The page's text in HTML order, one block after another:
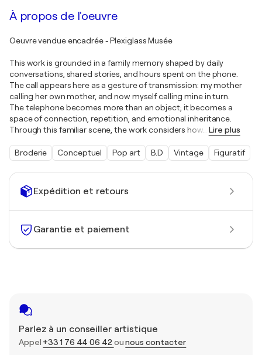
Expédition et retours
Garantie et paiement
Parlez à un conseiller artistique
Appel +33 1 76 44 06 42 ounous contacter
À propos de l'oeuvre
Oeuvre vendue encadrée - Plexiglass Musée
This work is grounded in a family memory shaped by daily
conversations, shared stories, and hours spent on the phone.
The call appears here as a gesture of transmission: my mother
calling her own mother, and now myself calling mine in turn.
The telephone becomes more than an object; it becomes a
space of connection, repetition, and emotional inheritance.
Through this familiar scene, the work considers how… Lire plus
Broderie Conceptuel Pop art B.D Vintage Figuratif